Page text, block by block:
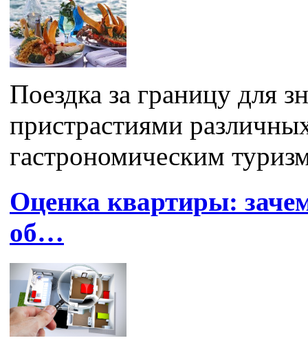
Поездка за границу для
пристрастиями
гастрономическим
Оценка квартиры:
об…